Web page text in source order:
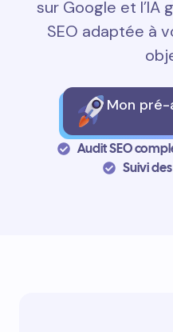
sur Google et l’IA
SEO adaptée à
Mon
Audit SEO
Suivi